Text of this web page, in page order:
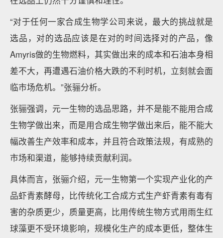
“对于任何一家合成生物学公司来说，最大的挑战就是
选品，对的选品应该是在对的时间选择对的产品，像
Amyris做的生物燃料，其实做出来的成本和石油本身相
差不大，再遭遇石油价格大跌的不利时机，立刻就会面
临市场危机。”张骊分析。
张骊强调，元一生物的选品思路，并不是能不能用合成
生物学做出来，而是用合成生物学做出来后，能不能大
幅改善生产效率和成本，并且符合政策法规，有成熟的
市场和渠道，能够持续贡献利润。
具体而言，张骊介绍，元一生物第一个实现产业化的产
品虾青素酵母，比传统化工合成方式生产虾青素有毒有
害的杂质更少，质量更高，比用传统生物方式用雨生红
球藻更不受环境影响，规模化生产的成本更低，整体生